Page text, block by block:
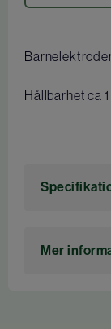
Hållbarhet ca 1
Mer